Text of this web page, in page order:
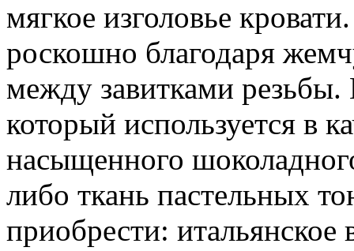
мягкое изголовье
роскошно благодаря
между завитками
который используется в
насыщенного
либо ткань пастельных
приобрести: итальянское